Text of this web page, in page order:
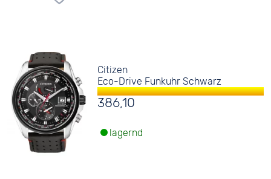
Citizen
Eco-Drive Funkuhr Schwarz
386,10
lagernd